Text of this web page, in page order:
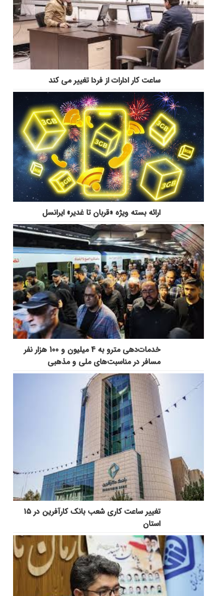
ساعت کار ادارات از فردا تغییر می کند
ارائه بسته ویژه «قربان تا غدیر» ایرانسل
خدمات‌دهي مترو به 4 ميليون و 100 هزار نفر
مسافر در مناسبت‌هاي ملي و مذهبي
تغییر ساعت کاری شعب بانک کارآفرین در ۱۵
استان